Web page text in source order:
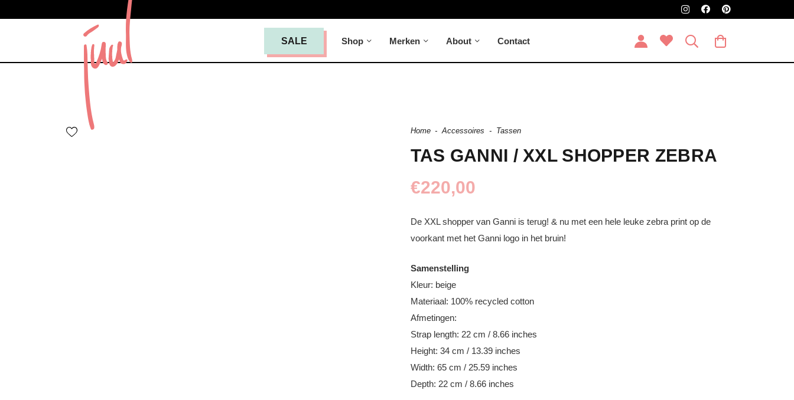
SALE Shop Merken About Contact
Home - Accessoires - Tassen
TAS GANNI / XXL SHOPPER ZEBRA
€220,00
De XXL shopper van Ganni is terug! & nu met een hele leuke zebra print op de
voorkant met het Ganni logo in het bruin!
Samenstelling
Kleur: beige
Materiaal: 100% recycled cotton
Afmetingen:
Strap length: 22 cm / 8.66 inches
Height: 34 cm / 13.39 inches
Width: 65 cm / 25.59 inches
Depth: 22 cm / 8.66 inches